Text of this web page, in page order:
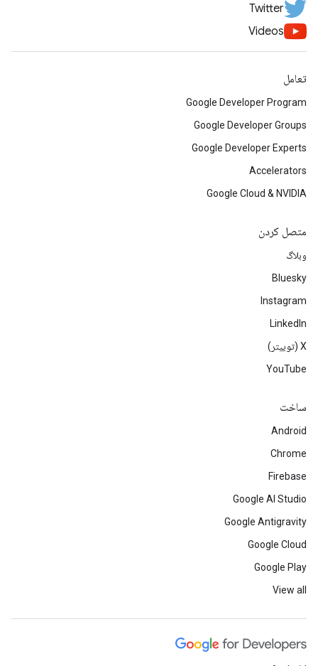
Twitter
Videos
تعامل
Google Developer Program
Google Developer Groups
Google Developer Experts
Accelerators
Google Cloud & NVIDIA
متصل کردن
وبلاگ
Bluesky
Instagram
LinkedIn
‫X (توییتر)
YouTube
ساخت
Android
Chrome
Firebase
Google AI Studio
Google Antigravity
Google Cloud
Google Play
View all